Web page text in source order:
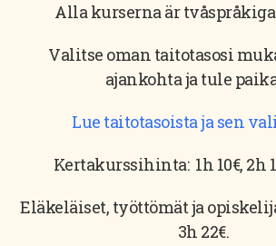
Alla kurserna är
Valitse oman taitotasosi
ajankohta ja tule
Lue taitotasoista ja sen
Kertakurssihinta: 1h 10€, 2h
Eläkeläiset, työttömät ja
3h 22€.